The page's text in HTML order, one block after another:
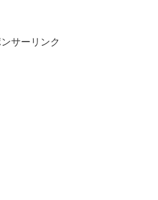
サーリンク